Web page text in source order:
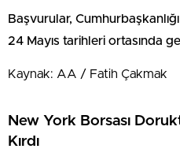
Başvurular,
24 Mayıs tarihleri ortasında
Kaynak: AA / Fatih Çakmak
New York Borsası
Kırdı